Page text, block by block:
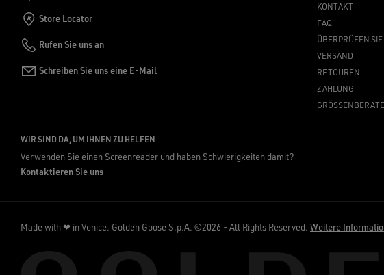
Store Locator
Rufen Sie uns an
Schreiben Sie uns eine E-Mail
KONTAKT
FAQ
ÜBERPRÜFEN
VERSAND
RETOUREN
ZAHLUNG
WIR SIND DA, UM IHNEN ZU HELFEN
Verwenden Sie einen Screenreader und haben Schwierigkeiten damit?
Kontaktieren Sie uns
Made with ❤ in Venice. Golden Goose S.p.A. ©2026 - All Rights Reserved. Weitere